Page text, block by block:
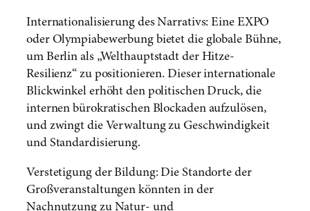
Internationalisierung des Narrativs: Eine EXPO
oder Olympiabewerbung bietet die globale Bühne,
um Berlin als „Welthauptstadt der Hitze-
Resilienz“ zu positionieren. Dieser internationale
Blickwinkel erhöht den politischen Druck, die
internen bürokratischen Blockaden aufzulösen,
und zwingt die Verwaltung zu Geschwindigkeit
und Standardisierung.
Verstetigung der Bildung: Die Standorte der
Großveranstaltungen könnten in der
Nachnutzung zu Natur- und